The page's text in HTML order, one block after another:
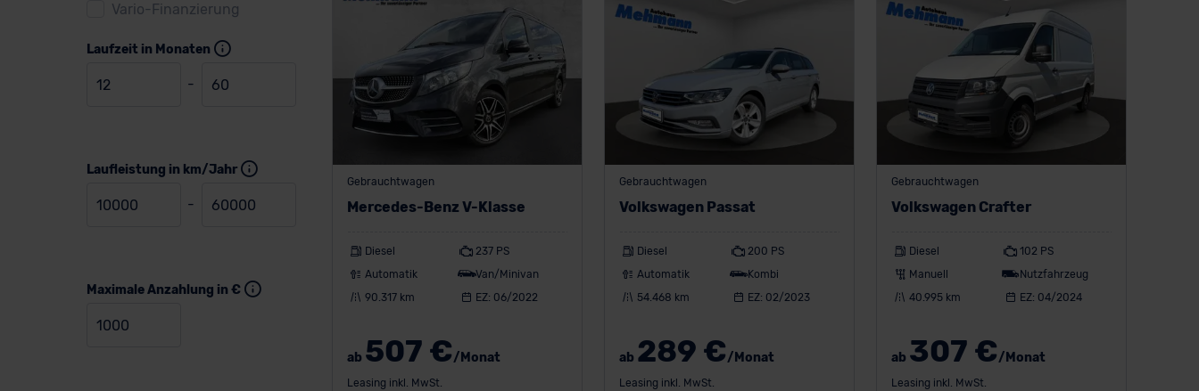
Vario-Finanzierung
Laufzeit in Monaten
-
Laufleistung in km/Jahr
-
Maximale Anzahlung in €
Gebrauchtwagen
Mercedes-Benz V-Klasse
Diesel
237 PS
Automatik
Van/Minivan
90.317 km
EZ: 06/2022
ab 507 €/Monat
Leasing inkl. MwSt.
Gebrauchtwagen
Volkswagen Passat
Diesel
200 PS
Automatik
Kombi
54.468 km
EZ: 02/2023
ab 289 €/Monat
Leasing inkl. MwSt.
Gebrauchtwagen
Volkswagen Crafter
Diesel
102 PS
Manuell
Nutzfahrzeug
40.995 km
EZ: 04/2024
ab 307 €/Monat
Leasing inkl. MwSt.